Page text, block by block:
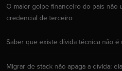
O maior golpe financeiro do país
credencial de terceiro
Saber que existe dívida técnica não é
Migrar de stack não apaga a dívida: